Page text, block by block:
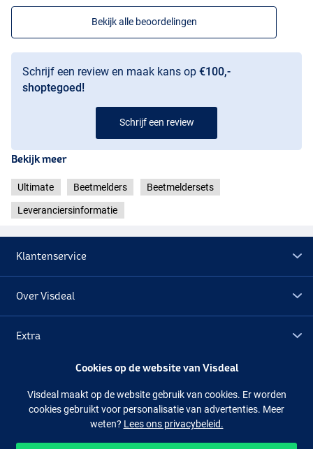
Bekijk alle beoordelingen
Schrijf een review en maak kans op €100,-
shoptegoed!
Schrijf een review
Bekijk meer
Ultimate Beetmelders Beetmeldersets
Leveranciersinformatie
Klantenservice
Over Visdeal
Extra
Facebook Instagram
Cookies op de website van Visdeal
Visdeal maakt op de website gebruik van cookies. Er worden
cookies gebruikt voor personalisatie van advertenties. Meer
weten? Lees ons privacybeleid.